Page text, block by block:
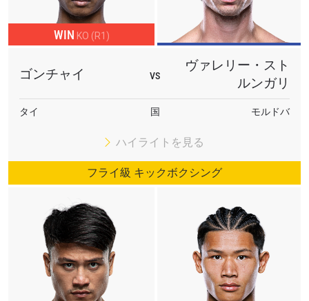
WIN KO (R1)
ゴンチャイ VS
ヴァレリー・スト
ルンガリ
タイ 国 モルドバ
ハイライトを見る
フライ級 キックボクシング